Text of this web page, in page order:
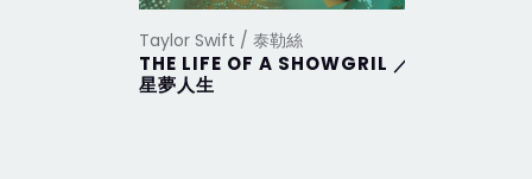
Taylor Swift / 泰勒絲
THE LIFE OF A SHOWGRIL ／
星夢人生